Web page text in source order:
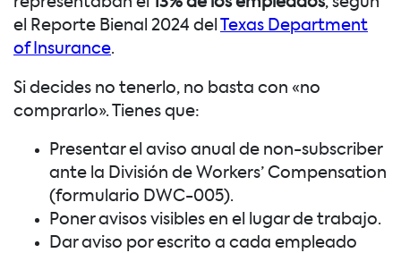
el Reporte Bienal 2024 del
Texas Department
of Insurance.
Si decides no tenerlo, no basta con «no
comprarlo». Tienes que:
Presentar el aviso anual de non-subscriber
ante la División de Workers’ Compensation
(formulario DWC-005).
Poner avisos visibles en el lugar de trabajo.
Dar aviso por escrito a cada empleado